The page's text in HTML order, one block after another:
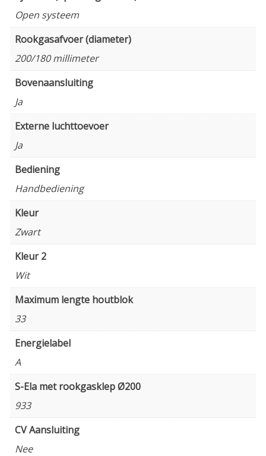
Open systeem
Rookgasafvoer (diameter)
200/180 millimeter
Bovenaansluiting
Ja
Externe luchttoevoer
Ja
Bediening
Handbediening
Kleur
Zwart
Kleur 2
Wit
Maximum lengte houtblok
33
Energielabel
A
S-Ela met rookgasklep Ø200
933
CV Aansluiting
Nee